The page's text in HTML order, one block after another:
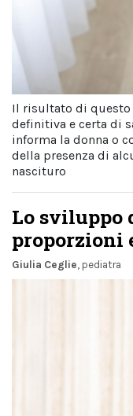
Il risultato di questo
definitiva e certa di
informa la donna o
della presenza di
nascituro
Lo sviluppo
proporzioni
Giulia Ceglie, pediatra